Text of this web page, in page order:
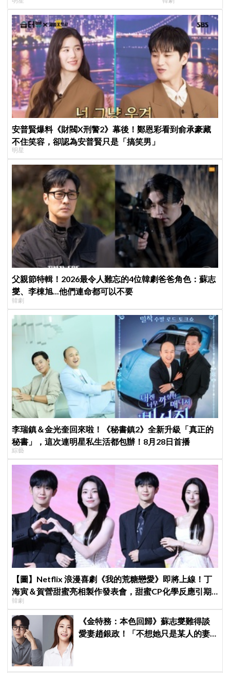
YouTube重拾生活樂趣 現成最大伏筆
安普賢爆料《財閥X刑警2》幕後！鄭恩彩看到俞承豪藏
不住笑容，卻認為安普賢只是「搞笑男」
明星
父親節特輯！2026最令人難忘的4位韓劇爸爸角色：蘇志
燮、李棟旭...他們連命都可以不要
韓劇
李瑞鎮＆金光奎回來啦！《秘書鎮2》全新升級「真正的
秘書」，這次連明星私生活都包辦！8月28日首播
綜藝
【圖】Netflix 浪漫喜劇《我的荒糖戀愛》即將上線！丁
海寅＆賀營甜蜜亮相製作發表會，甜蜜CP化學反應引期
待
韓劇
《金特務：本色回歸》蘇志燮難得談
愛妻趙銀政！「不想她只是某人的妻